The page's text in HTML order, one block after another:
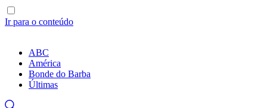
Ir para o conteúdo
ABC
América
Bonde do Barba
Últimas